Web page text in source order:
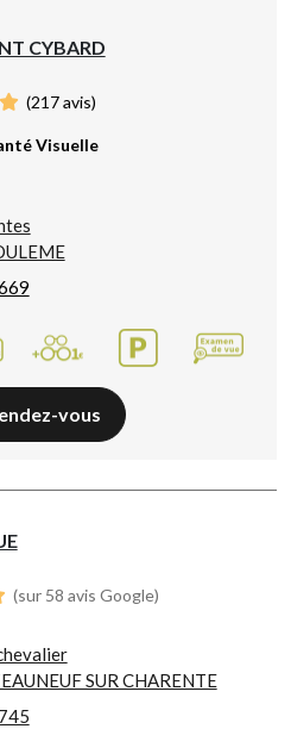
CYBARD
(217avis)
Visuelle
vous
(sur 58 avis Google)
SUR CHARENTE